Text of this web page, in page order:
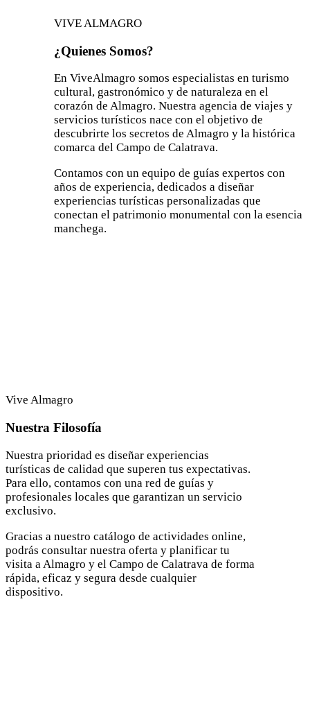
VIVE ALMAGRO
¿Quienes Somos?
En ViveAlmagro somos especialistas en turismo
cultural, gastronómico y de naturaleza en el
corazón de Almagro. Nuestra agencia de viajes y
servicios turísticos nace con el objetivo de
descubrirte los secretos de Almagro y la histórica
comarca del Campo de Calatrava.
Contamos con un equipo de guías expertos con
años de experiencia, dedicados a diseñar
experiencias turísticas personalizadas que
conectan el patrimonio monumental con la esencia
manchega.
Vive Almagro
Nuestra Filosofía
Nuestra prioridad es diseñar experiencias
turísticas de calidad que superen tus expectativas.
Para ello, contamos con una red de guías y
profesionales locales que garantizan un servicio
exclusivo.
Gracias a nuestro catálogo de actividades online,
podrás consultar nuestra oferta y planificar tu
visita a Almagro y el Campo de Calatrava de forma
rápida, eficaz y segura desde cualquier
dispositivo.